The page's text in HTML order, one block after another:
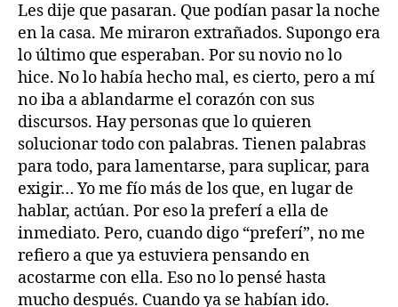
Les dije que pasaran. Que podían pasar la noche
en la casa. Me miraron extrañados. Supongo era
lo último que esperaban. Por su novio no lo
hice. No lo había hecho mal, es cierto, pero a mí
no iba a ablandarme el corazón con sus
discursos. Hay personas que lo quieren
solucionar todo con palabras. Tienen palabras
para todo, para lamentarse, para suplicar, para
exigir… Yo me fío más de los que, en lugar de
hablar, actúan. Por eso la preferí a ella de
inmediato. Pero, cuando digo “preferí”, no me
refiero a que ya estuviera pensando en
acostarme con ella. Eso no lo pensé hasta
mucho después. Cuando ya se habían ido.